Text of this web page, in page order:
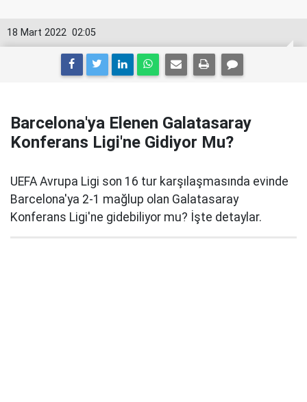
02:05
18 Mart 2022
Barcelona'ya Elenen Galatasaray
Konferans Ligi'ne Gidiyor Mu?
UEFA Avrupa Ligi son 16 tur karşılaşmasında evinde
Barcelona'ya 2-1 mağlup olan Galatasaray
Konferans Ligi'ne gidebiliyor mu? İşte detaylar.